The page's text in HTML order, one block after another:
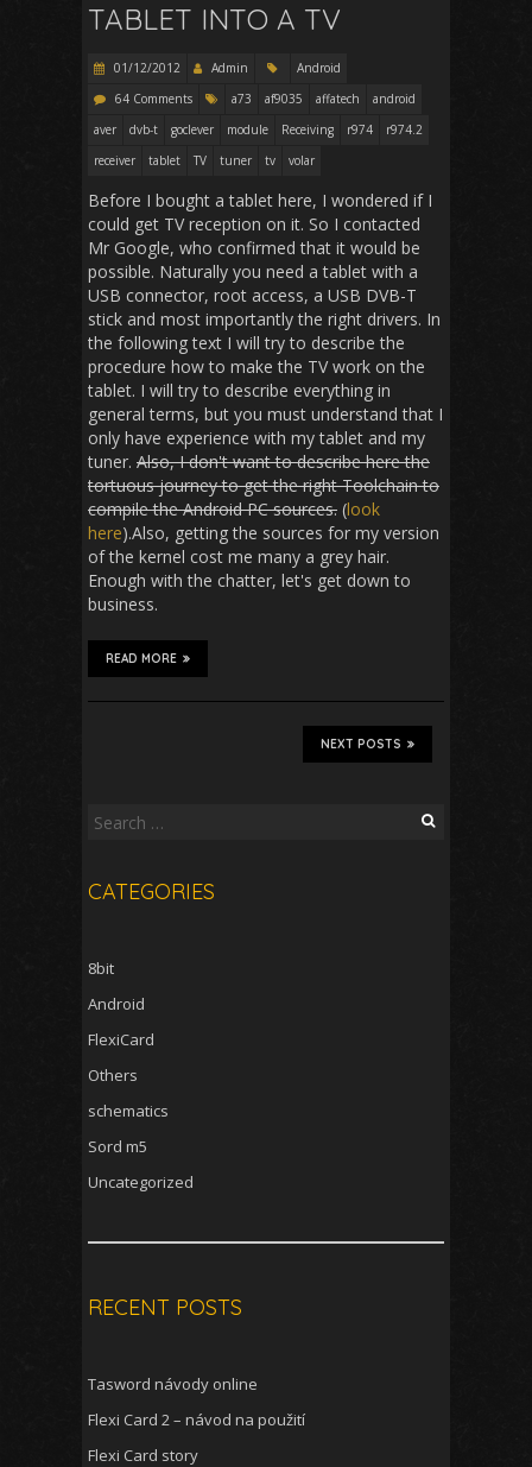
TABLET INTO A TV
01/12/2012 Admin
Android
64 Comments
a73 af9035 affatech
android
aver
dvb-t goclever module Receiving r974
r974.2
receiver
tablet TV tuner tv volar
Before I bought a tablet here, I wondered if I
could get TV reception on it. So I contacted
Mr Google, who confirmed that it would be
possible. Naturally you need a tablet with a
USB connector, root access, a USB DVB-T
stick and most importantly the right drivers. In
the following text I will try to describe the
procedure how to make the TV work on the
tablet. I will try to describe everything in
general terms, but you must understand that I
only have experience with my tablet and my
tuner. Also, I don't want to describe here the
tortuous journey to get the right Toolchain to
compile the Android PC sources. (look
here).Also, getting the sources for my version
of the kernel cost me many a grey hair.
Enough with the chatter, let's get down to
business.
READ MORE
NEXT POSTS
Search
CATEGORIES
8bit
Android
FlexiCard
Others
schematics
Sord m5
Uncategorized
RECENT POSTS
Tasword návody online
Flexi Card 2 – návod na použití
Flexi Card story